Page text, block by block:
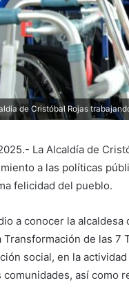
de Cristóbal Rojas
La Alcaldía de
a las políticas
felicidad del pueblo.
a conocer la
Transformación de las 7
social, en la
comunidades, así como